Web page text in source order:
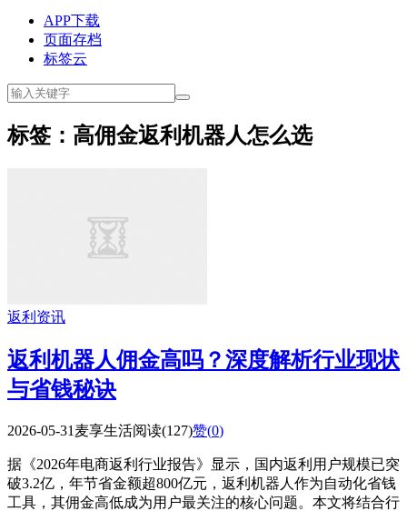
APP下载
页面存档
标签云
标签：高佣金返利机器人怎么选
返利资讯
返利机器人佣金高吗？深度解析行业现状
与省钱秘诀
2026-05-31 麦享生活阅读(127)赞(0)
据《2026年电商返利行业报告》显示，国内返利用户规模已突
破3.2亿，年节省金额超800亿元，返利机器人作为自动化省钱
工具，其佣金高低成为用户最关注的核心问题。本文将结合行